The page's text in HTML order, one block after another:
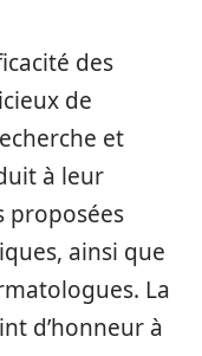
des
de
et
à leur
proposées
ainsi que
La
d’honneur à